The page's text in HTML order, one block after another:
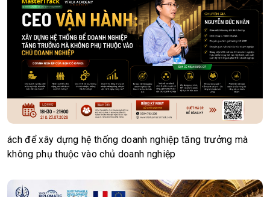
ách để xây dựng hệ thống doanh nghiệp tăng trưởng mà
không phụ thuộc vào chủ doanh nghiệp